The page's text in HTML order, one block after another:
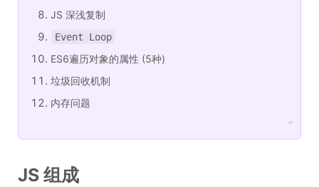
JS 深浅复制
Event Loop
ES6遍历对象的属性 (5种)
垃圾回收机制
内存问题
❞
JS 组成